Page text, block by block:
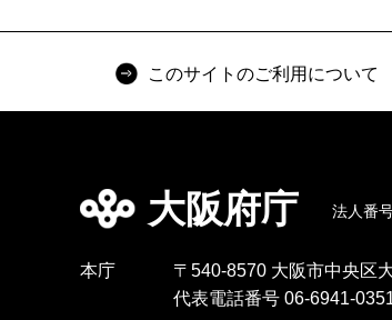
このサイトのご利用について
大阪府庁 法人番
本庁
〒540-8570 大阪市中央区
代表電話番号 06-6941-